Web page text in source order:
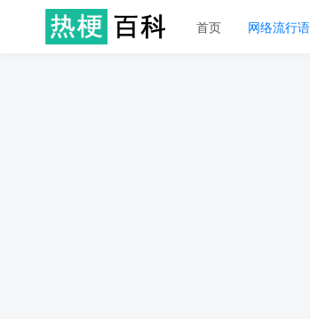
首页 网络流行语